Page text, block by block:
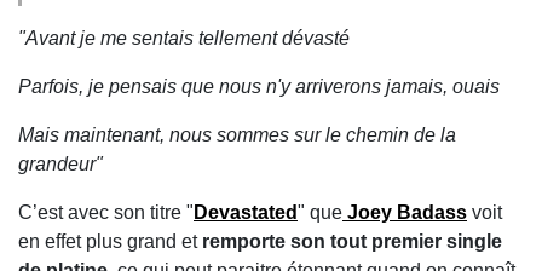
"Avant je me sentais tellement dévasté
Parfois, je pensais que nous n'y arriverons jamais, ouais
Mais maintenant, nous sommes sur le chemin de la
grandeur"
C’est avec son titre " Devastated" que Joey Badass voit
en effet plus grand et remporte son tout premier single